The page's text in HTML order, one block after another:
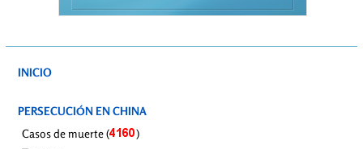
INICIO
PERSECUCIÓN EN CHINA
Casos de muerte (
)